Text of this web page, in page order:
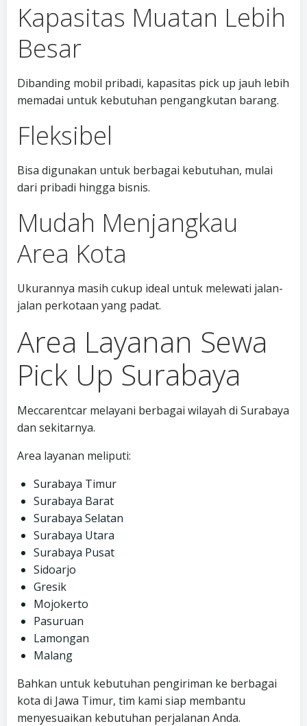
Kapasitas Muatan Lebih
Besar
Dibanding mobil pribadi, kapasitas pick up jauh lebih
memadai untuk kebutuhan pengangkutan barang.
Fleksibel
Bisa digunakan untuk berbagai kebutuhan, mulai
dari pribadi hingga bisnis.
Mudah Menjangkau
Area Kota
Ukurannya masih cukup ideal untuk melewati jalan-
jalan perkotaan yang padat.
Area Layanan Sewa
Pick Up Surabaya
Meccarentcar melayani berbagai wilayah di Surabaya
dan sekitarnya.
Area layanan meliputi:
Surabaya Timur
Surabaya Barat
Surabaya Selatan
Surabaya Utara
Surabaya Pusat
Sidoarjo
Gresik
Mojokerto
Pasuruan
Lamongan
Malang
Bahkan untuk kebutuhan pengiriman ke berbagai
kota di Jawa Timur, tim kami siap membantu
menyesuaikan kebutuhan perjalanan Anda.